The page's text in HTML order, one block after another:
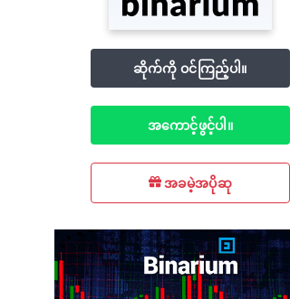
ဆိုက်ကို ဝင်ကြည့်ပါ။
အကောင့်ဖွင့်ပါ။
အခမဲ့အပိုဆု